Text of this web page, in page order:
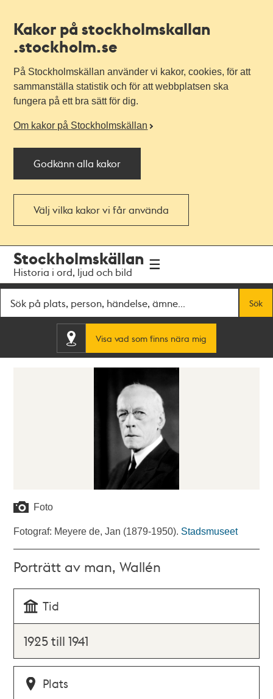
Kakor på stockholmskallan
.stockholm.se
På Stockholmskällan använder vi kakor, cookies, för att
sammanställa statistik och för att webbplatsen ska
fungera på ett bra sätt för dig.
Om kakor på Stockholmskällan
Godkänn alla kakor
Välj vilka kakor vi får använda
navigationen
huvudinnehållet
Stockholmskällan
Historia i ord, ljud och bild
Sök
Visa vad som finns nära mig
Foto
Fotograf: Meyere de, Jan (1879-1950). Stadsmuseet
Porträtt av man, Wallén
Tid
1925 till 1941
Plats